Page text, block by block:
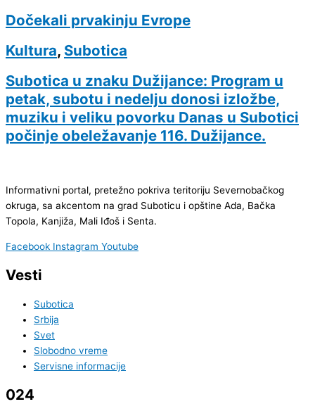
Dočekali prvakinju Evrope
Kultura, Subotica
Subotica u znaku Dužijance: Program u
petak, subotu i nedelju donosi izložbe,
muziku i veliku povorku Danas u Subotici
počinje obeležavanje 116. Dužijance.
Informativni portal, pretežno pokriva teritoriju Severnobačkog
okruga, sa akcentom na grad Suboticu i opštine Ada, Bačka
Topola, Kanjiža, Mali Iđoš i Senta.
Facebook Instagram Youtube
Vesti
Subotica
Srbija
Svet
Slobodno vreme
Servisne informacije
024